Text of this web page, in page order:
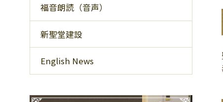
福音朗読（音声）
新聖堂建設
English News